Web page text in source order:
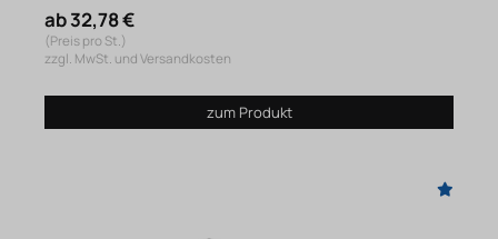
ab 32,78 €
(Preis pro St.)
zzgl. MwSt. und Versandkosten
zum Produkt